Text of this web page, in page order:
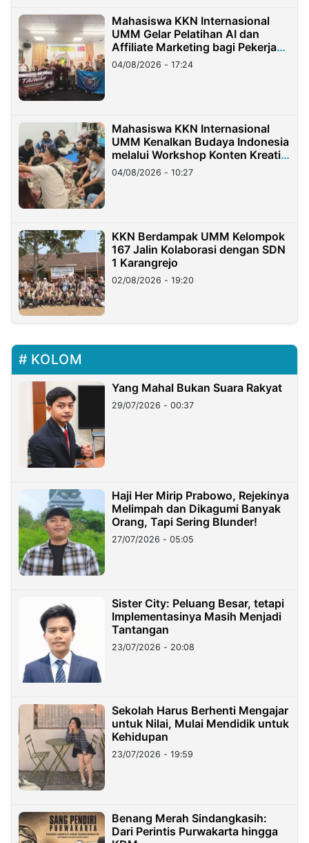
Mahasiswa KKN Internasional
UMM Gelar Pelatihan AI dan
Affiliate Marketing bagi Pekerja
Migran Indonesia di Taiwan
04/08/2026 - 17:24
Mahasiswa KKN Internasional
UMM Kenalkan Budaya Indonesia
melalui Workshop Konten Kreatif
di Taiwan
04/08/2026 - 10:27
KKN Berdampak UMM Kelompok
167 Jalin Kolaborasi dengan SDN
1 Karangrejo
02/08/2026 - 19:20
KOLOM
Yang Mahal Bukan Suara Rakyat
29/07/2026 - 00:37
Haji Her Mirip Prabowo, Rejekinya
Melimpah dan Dikagumi Banyak
Orang, Tapi Sering Blunder!
27/07/2026 - 05:05
Sister City: Peluang Besar, tetapi
Implementasinya Masih Menjadi
Tantangan
23/07/2026 - 20:08
Sekolah Harus Berhenti Mengajar
untuk Nilai, Mulai Mendidik untuk
Kehidupan
23/07/2026 - 19:59
Benang Merah Sindangkasih:
Dari Perintis Purwakarta hingga